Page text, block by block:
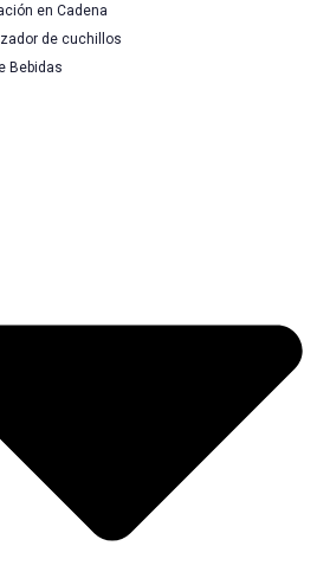
en Cadena
de cuchillos
Bebidas